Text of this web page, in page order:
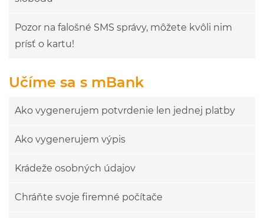
Pozor na falošné SMS správy, môžete kvôli nim
prísť o kartu!
Učíme sa s mBank
Ako vygenerujem potvrdenie len jednej platby
Ako vygenerujem výpis
Krádeže osobných údajov
Chráňte svoje firemné počítače